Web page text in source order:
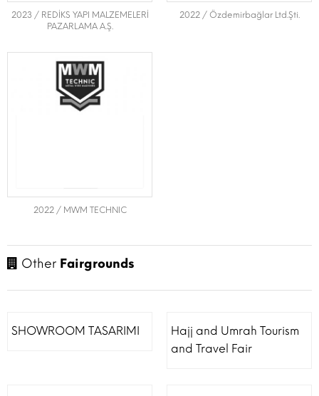
2023 / REDİKS YAPI MALZEMELERİ
PAZARLAMA A.Ş.
2022 / Özdemirbağlar Ltd.Şti.
2022 / MWM TECHNIC
Other Fairgrounds
SHOWROOM TASARIMI
Hajj and Umrah Tourism
and Travel Fair